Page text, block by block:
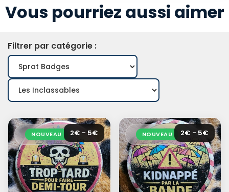
Vous pourriez aussi aimer
Filtrer par catégorie :
NOUVEAU 2€ - 5€ NOUVEAU 2€ - 5€